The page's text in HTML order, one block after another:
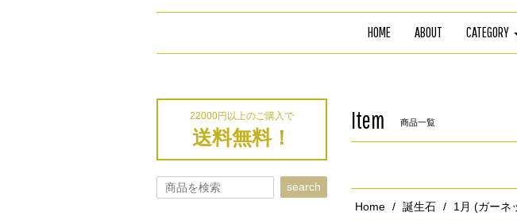
HOME ABOUT CATEGORY
Item 商品一覧
Home 誕生石 1月 (ガーネ
22000円以上のご購入で
送料無料！
search